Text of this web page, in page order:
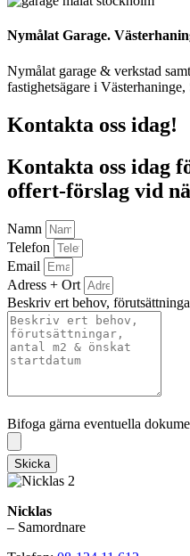
Nymålat Garage.
Nymålat garage & verkstad
fastighetsägare i
Kontakta oss idag!
Kontakta oss idag
offert-förslag vid
Namn
Telefon
Email
Adress + Ort
Beskriv ert behov,
Bifoga gärna eventuella
Skicka
Nicklas
– Samordnare